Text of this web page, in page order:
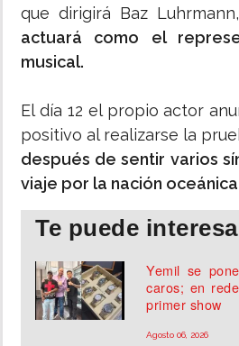
que dirigirá Baz
actuará como el
musical.
El día 12 el propio actor
positivo al realizarse la
después de sentir varios
viaje por la nación
Te puede
Yemil se
caros; en
primer show
Agosto 06, 2026